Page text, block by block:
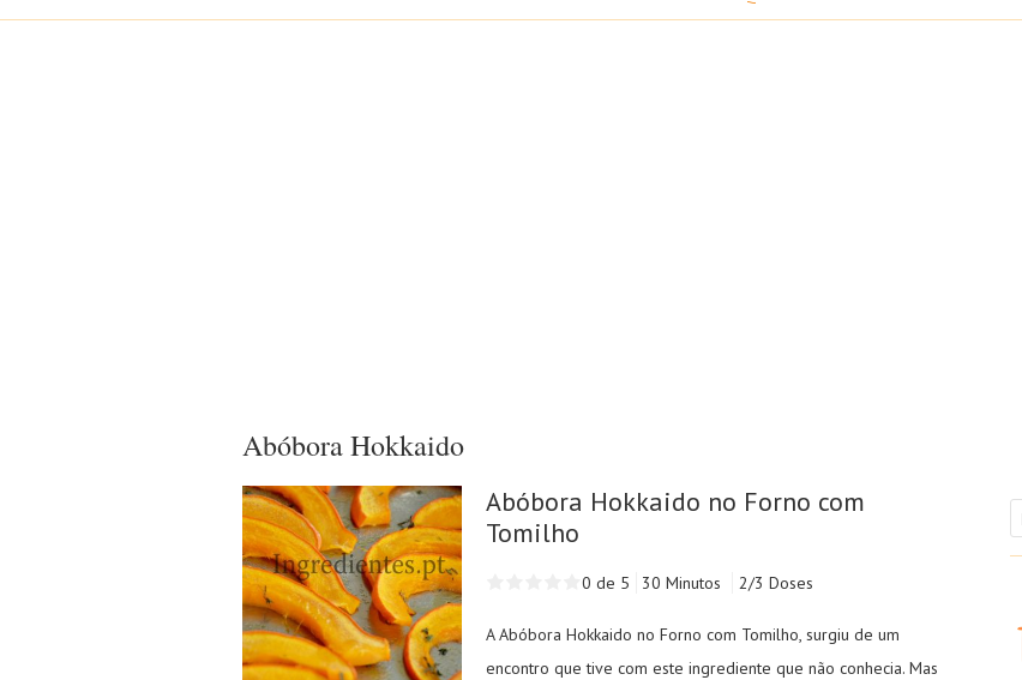
Abóbora Hokkaido
Abóbora Hokkaido no Forno com
Tomilho
0 de 5 30 Minutos 2/3 Doses
A Abóbora Hokkaido no Forno com Tomilho, surgiu de um
encontro que tive com este ingrediente que não conhecia. Mas